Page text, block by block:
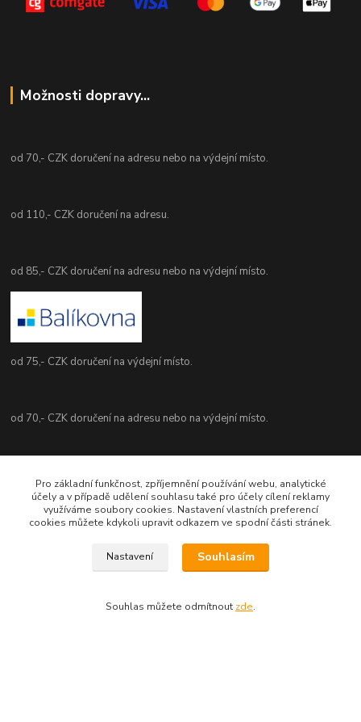
Možnosti dopravy...
od 70,- CZK doručení na adresu nebo na výdejní místo.
od 110,- CZK doručení na adresu.
od 85,- CZK doručení na adresu nebo na výdejní místo.
od 75,- CZK doručení na výdejní místo.
od 70,- CZK doručení na adresu nebo na výdejní místo.
Kontaktní údaje
Akordshop.cz
+420731485643
info@akordshop.cz
Pro základní funkčnost, zpříjemnění používání webu, analytické
účely a v případě udělení souhlasu také pro účely cílení reklamy
využíváme soubory cookies. Nastavení vlastních preferencí
cookies můžete kdykoli upravit odkazem ve spodní části stránek.
Nastavení Souhlasím
Souhlas můžete odmítnout zde.